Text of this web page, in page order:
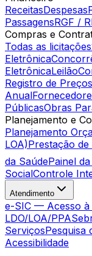
ReceitasDespesas
PassagensRGF /
Compras e
Todas as licitações
Eletrônica
EletrônicaLeilão
Registro de Preços
Anual
PúblicasObras
Planejamento e
Planejamento
LOA)Prestação de
da SaúdePainel
SocialControle
Atendimento
e-SIC — Acesso
LDO/LOA/PPA
ServiçosPesquisa
Acessibilidade